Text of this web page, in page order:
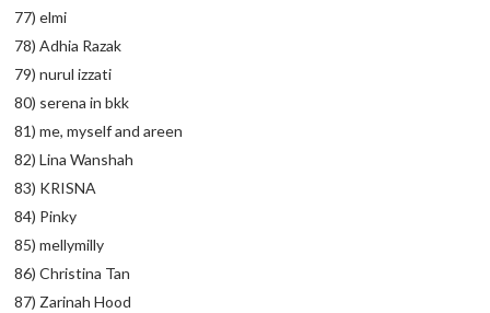
77) elmi
78) Adhia Razak
79) nurul izzati
80) serena in bkk
81) me, myself and areen
82) Lina Wanshah
83) KRISNA
84) Pinky
85) mellymilly
86) Christina Tan
87) Zarinah Hood